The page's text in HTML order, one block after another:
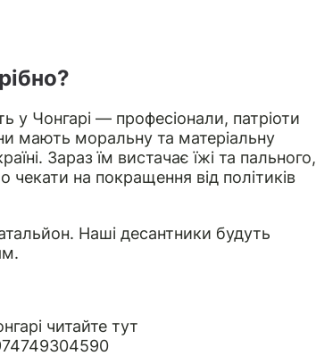
у Чонгарі — професіонали, патріоти
мають моральну та матеріальну
Зараз їм вистачає їжі та пального,
на покращення від політиків
Наші десантники будуть
читайте тут